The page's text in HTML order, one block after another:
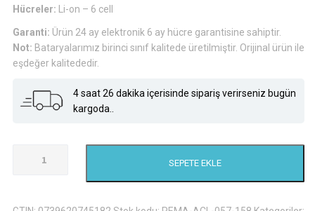
Hücreler:
Li-on – 6 cell
Garanti: Ürün 24 ay elektronik 6 ay hücre garantisine sahiptir.
Not: Bataryalarımız birinci sınıf kalitede üretilmiştir. Orijinal ürün ile
eşdeğer kalitededir.
4 saat 26 dakika içerisinde sipariş verirseniz bugün
kargoda..
SEPETE EKLE